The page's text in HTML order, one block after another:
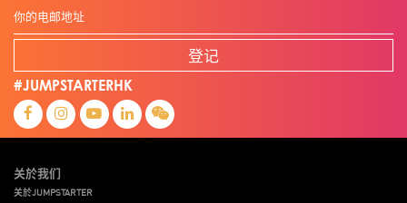
登记
#JUMPSTARTERHK
关於我们
关於JUMPSTARTER